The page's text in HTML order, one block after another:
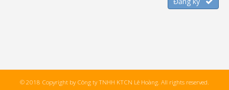
© 2018 Copyright by Công ty TNHH KTCN Lê Hoàng. All rights reserved.